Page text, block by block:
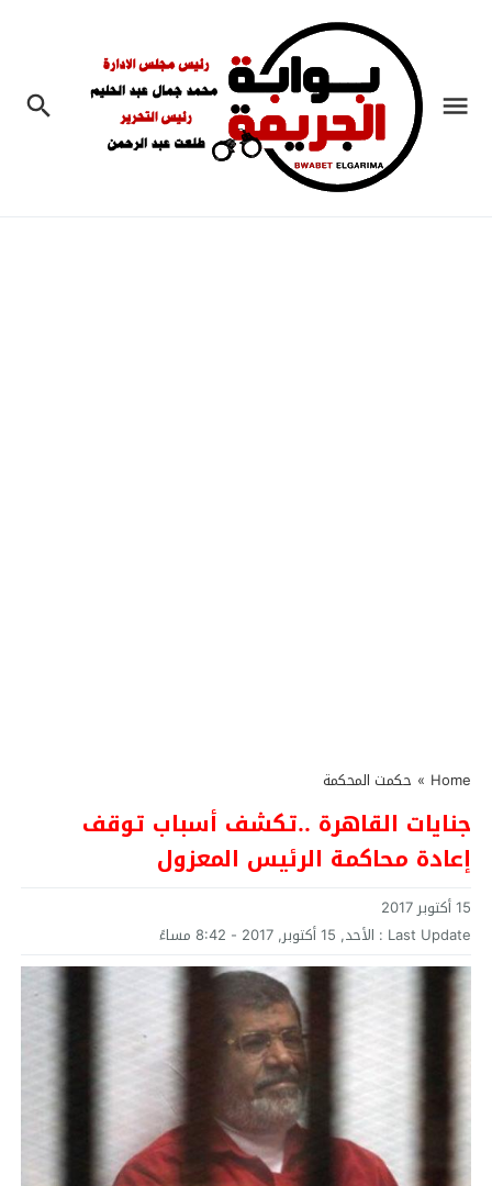
Home
» حكمت المحكمة
جنايات القاهرة ..تكشف أسباب توقف
إعادة محاكمة الرئيس المعزول
15 أكتوبر 2017
Last Update : الأحد, 15 أكتوبر, 2017 - 8:42 مساءً